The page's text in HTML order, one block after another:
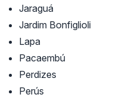
Jaraguá
Jardim Bonfiglioli
Lapa
Pacaembú
Perdizes
Perús